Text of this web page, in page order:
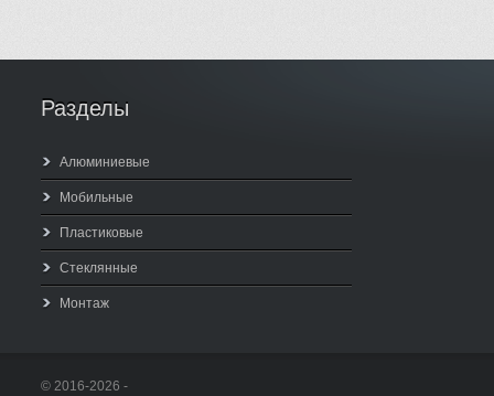
Разделы
Алюминиевые
Мобильные
Пластиковые
Стеклянные
Монтаж
© 2016-2026 -